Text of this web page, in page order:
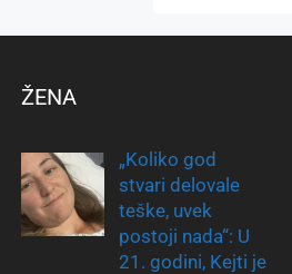
ŽENA
„Koliko god
stvari delovale
teške, uvek
postoji nada“: U
21. godini, Kejti je